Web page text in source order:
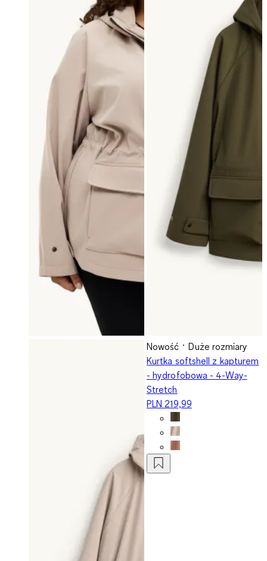
Nowość
Duże rozmiary
Kurtka softshell z kapturem
- hydrofobowa - 4-Way-
Stretch
PLN 219,99